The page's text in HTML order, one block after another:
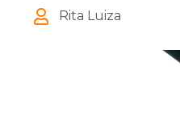
Rita Luiza